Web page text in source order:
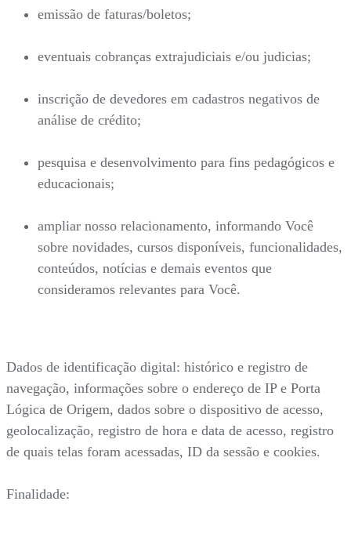
emissão de faturas/boletos;
eventuais cobranças extrajudiciais e/ou judicias;
inscrição de devedores em cadastros negativos de
análise de crédito;
pesquisa e desenvolvimento para fins pedagógicos e
educacionais;
ampliar nosso relacionamento, informando Você
sobre novidades, cursos disponíveis, funcionalidades,
conteúdos, notícias e demais eventos que
consideramos relevantes para Você.
Dados de identificação digital: histórico e registro de
navegação, informações sobre o endereço de IP e Porta
Lógica de Origem, dados sobre o dispositivo de acesso,
geolocalização, registro de hora e data de acesso, registro
de quais telas foram acessadas, ID da sessão e cookies.
Finalidade: